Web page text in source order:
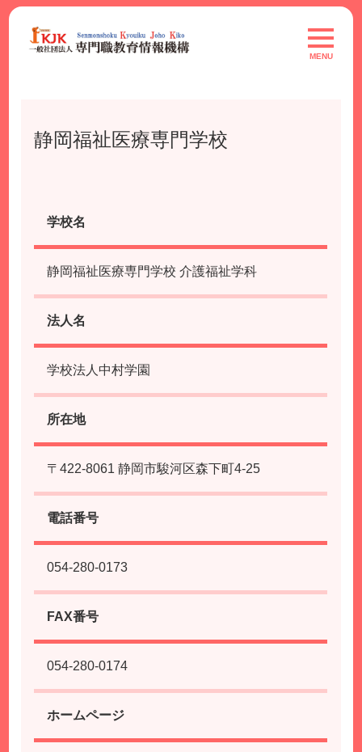
Skip
content
toggle
MENU
静岡福祉医療専門学校
学校名
静岡福祉医療専門学校 介護福祉学科
法人名
学校法人中村学園
所在地
〒422-8061 静岡市駿河区森下町4-25
電話番号
054-280-0173
FAX番号
054-280-0174
ホームページ